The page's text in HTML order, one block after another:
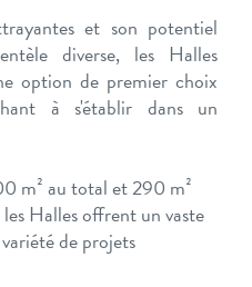
et son potentiel
diverse, les Halles
option de premier choix
à s'établir dans un
m² au total et 290 m²
Halles offrent un vaste
de projets